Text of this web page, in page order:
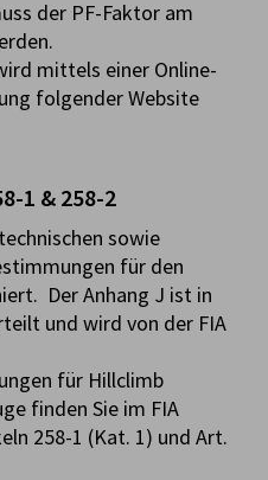
der PF-Faktor am
mittels einer Online-
folgender Website
1 & 258-2
sowie
für den
Der Anhang J ist in
und wird von der FIA
für Hillclimb
finden Sie im FIA
258-1 (Kat. 1) und Art.